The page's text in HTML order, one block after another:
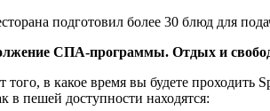
подготовил более 30 блюд для
СПА-программы. Отдых и
того, в какое время вы будете
в пешей доступности находятся: